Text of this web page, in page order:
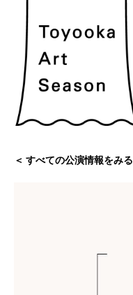
すべての公演情報をみる